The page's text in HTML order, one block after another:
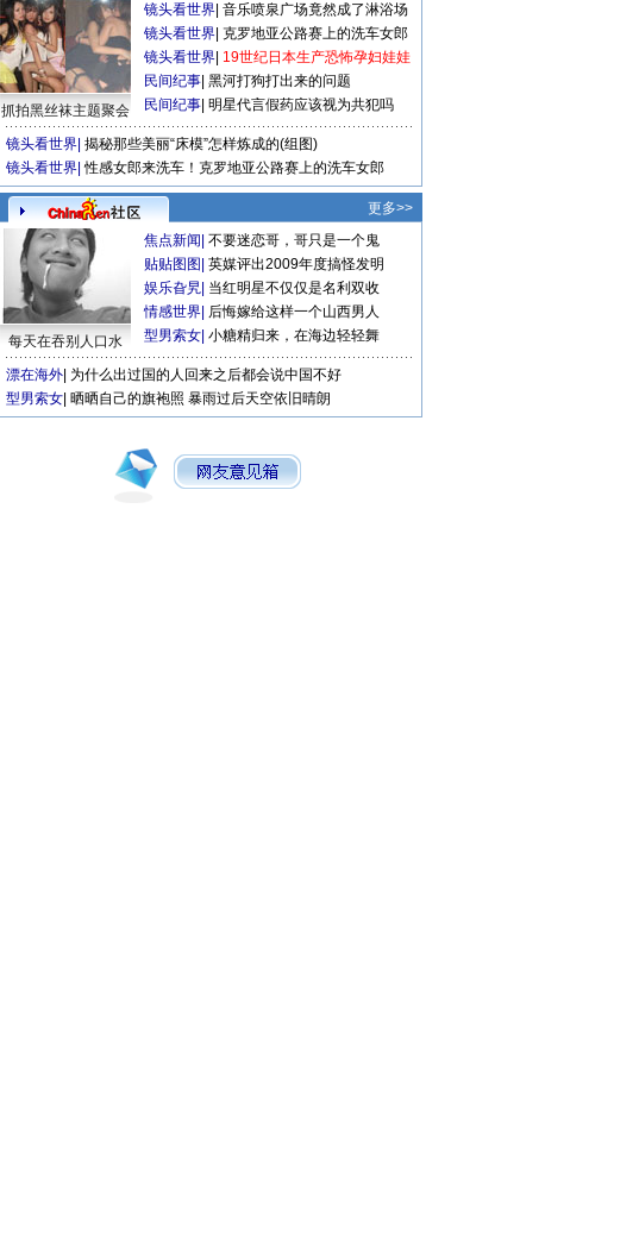
抓拍黑丝袜主题聚会
镜头看世界 音乐喷泉广场竟然成了淋浴场
镜头看世界 克罗地亚公路赛上的洗车女郎
镜头看世界 19世纪日本生产恐怖孕妇娃娃
民间纪事 黑河打狗打出来的问题
民间纪事 明星代言假药应该视为共犯吗
镜头看世界 揭秘那些美丽“床模”怎样炼成的(组图)
镜头看世界 性感女郎来洗车！克罗地亚公路赛上的洗车女郎
更多>>
每天在吞别人口水
焦点新闻 不要迷恋哥，哥只是一个鬼
贴贴图图 英媒评出2009年度搞怪发明
娱乐旮旯 当红明星不仅仅是名利双收
情感世界 后悔嫁给这样一个山西男人
型男索女 小糖精归来，在海边轻轻舞
漂在海外 为什么出过国的人回来之后都会说中国不好
型男索女 晒晒自己的旗袍照 暴雨过后天空依旧晴朗